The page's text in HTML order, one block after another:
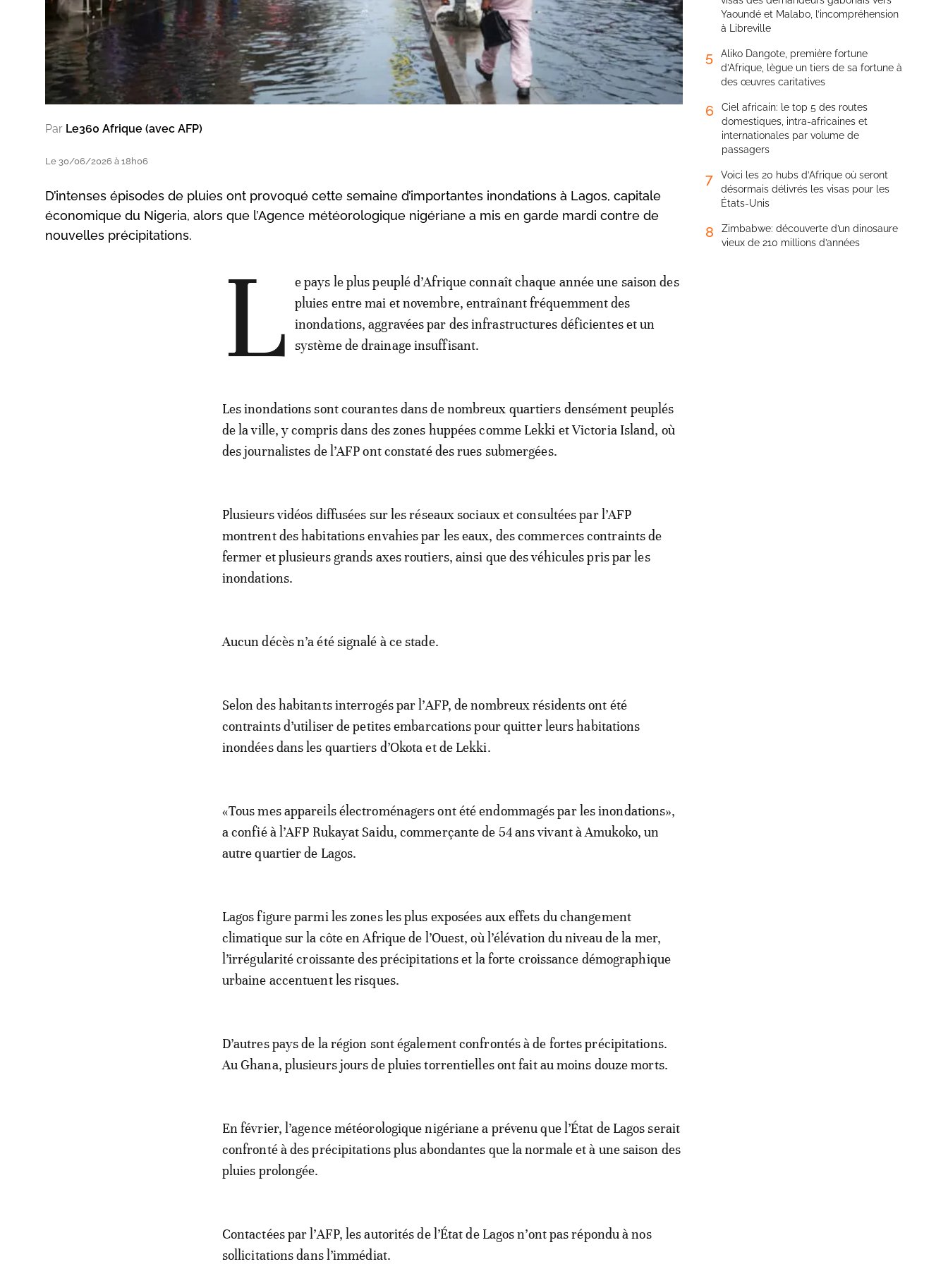
Par Le360 Afrique (avec AFP)
Le 30/06/2026 à 18h06
D’intenses épisodes de pluies ont provoqué cette semaine d’importantes inondations à Lagos, capitale
économique du Nigeria, alors que l’Agence météorologique nigériane a mis en garde mardi contre de
nouvelles précipitations.
L
e pays le plus peuplé d’Afrique connaît chaque année une saison des
pluies entre mai et novembre, entraînant fréquemment des
inondations, aggravées par des infrastructures déficientes et un
système de drainage insuffisant.
Les inondations sont courantes dans de nombreux quartiers densément peuplés
de la ville, y compris dans des zones huppées comme Lekki et Victoria Island, où
des journalistes de l’AFP ont constaté des rues submergées.
Plusieurs vidéos diffusées sur les réseaux sociaux et consultées par l’AFP
montrent des habitations envahies par les eaux, des commerces contraints de
fermer et plusieurs grands axes routiers, ainsi que des véhicules pris par les
inondations.
Aucun décès n’a été signalé à ce stade.
Selon des habitants interrogés par l’AFP, de nombreux résidents ont été
contraints d’utiliser de petites embarcations pour quitter leurs habitations
inondées dans les quartiers d’Okota et de Lekki.
«Tous mes appareils électroménagers ont été endommagés par les inondations»,
a confié à l’AFP Rukayat Saidu, commerçante de 54 ans vivant à Amukoko, un
autre quartier de Lagos.
Lagos figure parmi les zones les plus exposées aux effets du changement
climatique sur la côte en Afrique de l’Ouest, où l’élévation du niveau de la mer,
l’irrégularité croissante des précipitations et la forte croissance démographique
urbaine accentuent les risques.
D’autres pays de la région sont également confrontés à de fortes précipitations.
Au Ghana, plusieurs jours de pluies torrentielles ont fait au moins douze morts.
En février, l’agence météorologique nigériane a prévenu que l’État de Lagos serait
confronté à des précipitations plus abondantes que la normale et à une saison des
pluies prolongée.
Contactées par l’AFP, les autorités de l’État de Lagos n’ont pas répondu à nos
sollicitations dans l’immédiat.
Yaoundé et Malabo, l’incompréhension
à Libreville
5
Aliko Dangote, première fortune
d’Afrique, lègue un tiers de sa fortune à
des œuvres caritatives
6
Ciel africain: le top 5 des routes
domestiques, intra-africaines et
internationales par volume de
passagers
7
Voici les 20 hubs d’Afrique où seront
désormais délivrés les visas pour les
États-Unis
8
Zimbabwe: découverte d’un dinosaure
vieux de 210 millions d’années